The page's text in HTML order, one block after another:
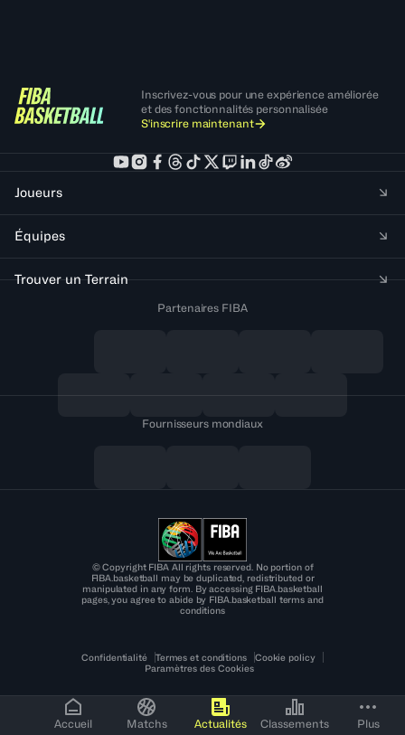
Accueil Matchs Actualités Classements Plus
Inscrivez-vous pour une expérience améliorée
et des fonctionnalités personnalisée
S'inscrire maintenant
Joueurs
Équipes
Trouver un Terrain
Partenaires FIBA
Fournisseurs mondiaux
© Copyright FIBA All rights reserved. No portion of
FIBA.basketball may be duplicated, redistributed or
manipulated in any form. By accessing FIBA.basketball
pages, you agree to abide by FIBA.basketball terms and
conditions
Confidentialité Termes et conditions
Cookie policy
Paramètres des Cookies